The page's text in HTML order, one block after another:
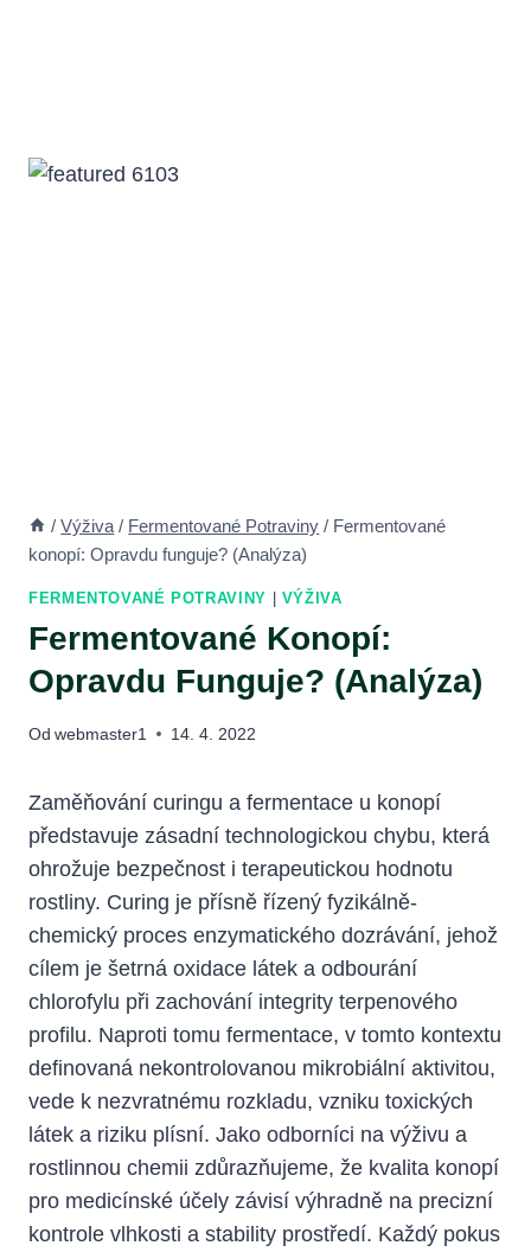
/ Výživa / Fermentované Potraviny / Fermentované
konopí: Opravdu funguje? (Analýza)
FERMENTOVANÉ POTRAVINY VÝŽIVA
Fermentované Konopí:
Opravdu Funguje? (Analýza)
Od webmaster1 14. 4. 2022
Zaměňování curingu a fermentace u konopí
představuje zásadní technologickou chybu, která
ohrožuje bezpečnost i terapeutickou hodnotu
rostliny. Curing je přísně řízený fyzikálně-
chemický proces enzymatického dozrávání, jehož
cílem je šetrná oxidace látek a odbourání
chlorofylu při zachování integrity terpenového
profilu. Naproti tomu fermentace, v tomto kontextu
definovaná nekontrolovanou mikrobiální aktivitou,
vede k nezvratnému rozkladu, vzniku toxických
látek a riziku plísní. Jako odborníci na výživu a
rostlinnou chemii zdůrazňujeme, že kvalita konopí
pro medicínské účely závisí výhradně na precizní
kontrole vlhkosti a stability prostředí. Každý pokus